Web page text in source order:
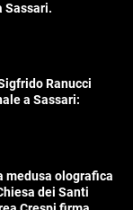
Sassari.
Ranucci
a Sassari:
medusa olografica
dei Santi